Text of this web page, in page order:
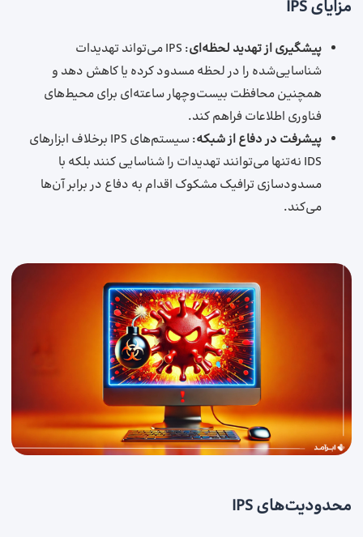
مزایای IPS
پیشگیری از تهدید لحظه‌ای
: IPS می‌تواند تهدیدات
شناسایی‌شده را در لحظه مسدود کرده یا کاهش دهد و
همچنین محافظت بیست‌وچهار ساعته‌ای برای محیط‌های
فناوری اطلاعات فراهم کند.
پیشرفت در دفاع از شبکه
: سیستم‌های IPS برخلاف ابزارهای
IDS نه‌تنها می‌توانند تهدیدات را شناسایی کنند بلکه با
مسدودسازی ترافیک مشکوک اقدام به دفاع در برابر آن‌ها
می‌کند.
محدودیت‌های IPS